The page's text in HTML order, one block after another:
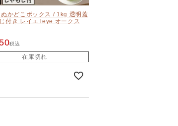
ぬかどこボックス / 1kg 透明蓋
付き レイエ leye オークス
税込
在庫切れ